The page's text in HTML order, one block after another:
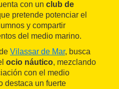
con un club de
pretende potenciar el
y compartir
del medio marino.
Vilassar de Mar, busca
ocio náutico, mezclando
con el medio
destaca un fuerte